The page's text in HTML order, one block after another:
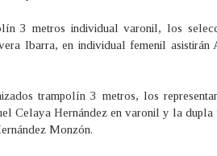
3 metros individual varonil, los
Ibarra, en individual femenil
trampolín 3 metros, los
Celaya Hernández en varonil y la
Monzón.